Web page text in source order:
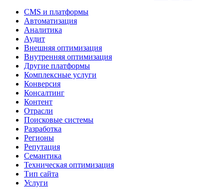
CMS и платформы
Автоматизация
Аналитика
Аудит
Внешняя оптимизация
Внутренняя оптимизация
Другие платформы
Комплексные услуги
Конверсия
Консалтинг
Контент
Отрасли
Поисковые системы
Разработка
Регионы
Репутация
Семантика
Техническая оптимизация
Тип сайта
Услуги